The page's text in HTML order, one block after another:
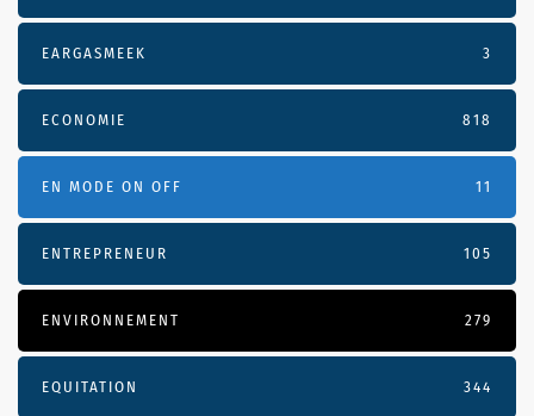
EARGASMEEK 3
ECONOMIE 818
EN MODE ON OFF 11
ENTREPRENEUR 105
ENVIRONNEMENT 279
EQUITATION 344